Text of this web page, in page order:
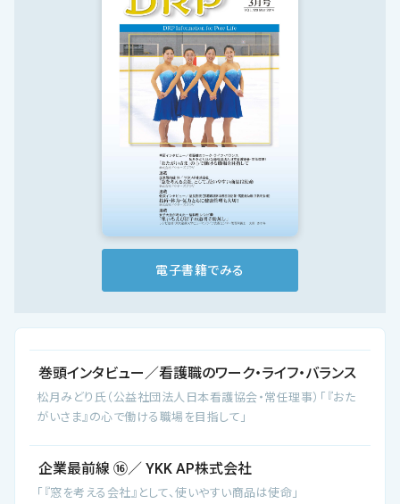
医療系学生記事
健康川柳
DRP医療情報館とは?
お問い合わせ
電子書籍でみる
巻頭インタビュー／看護職のワーク・ライフ・バランス
松月みどり氏（公益社団法人日本看護協会・常任理事）「『おた
がいさま』の心で働ける職場を目指して」
企業最前線 ⑯／ YKK AP株式会社
「『窓を考える会社』として、使いやすい商品は使命」